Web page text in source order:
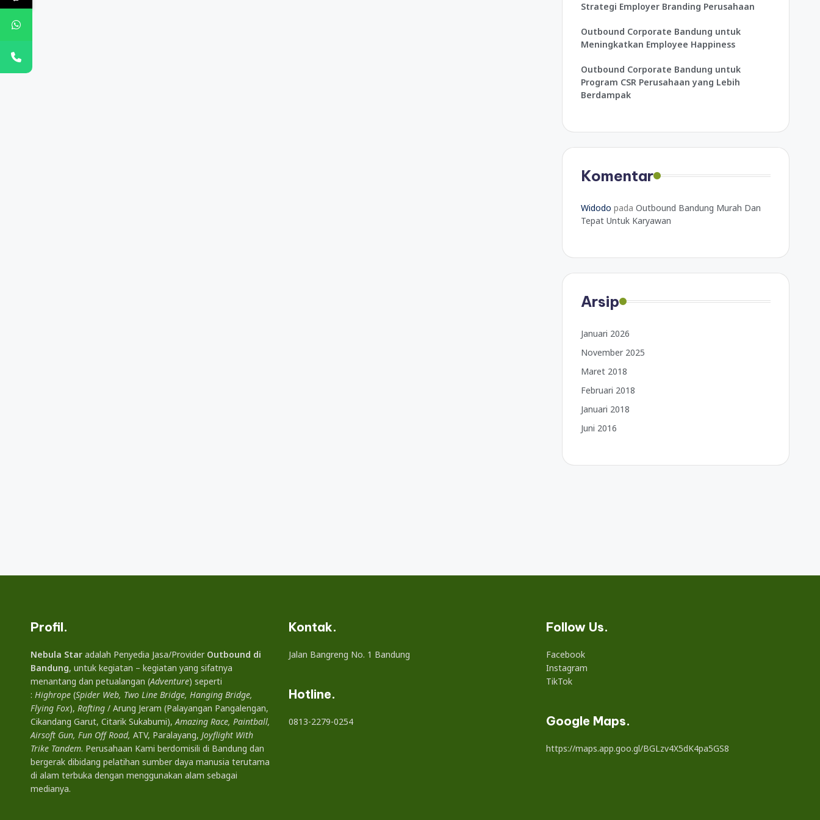
Strategi Employer Branding Perusahaan
Outbound Corporate Bandung untuk
Meningkatkan Employee Happiness
Outbound Corporate Bandung untuk
Program CSR Perusahaan yang Lebih
Berdampak
Komentar
Widodo pada Outbound Bandung Murah Dan
Tepat Untuk Karyawan
Arsip
Januari 2026
November 2025
Maret 2018
Februari 2018
Januari 2018
Juni 2016
Profil.
Nebula Star adalah Penyedia Jasa/Provider Outbound di
Bandung, untuk kegiatan – kegiatan yang sifatnya
menantang dan petualangan (Adventure) seperti
: Highrope (Spider Web, Two Line Bridge, Hanging Bridge,
Flying Fox), Rafting / Arung Jeram (Palayangan Pangalengan,
Cikandang Garut, Citarik Sukabumi),Amazing Race, Paintball,
Airsoft Gun, Fun Off Road, ATV, Paralayang, Joyflight With
Trike Tandem. Perusahaan Kami berdomisili di Bandung dan
bergerak dibidang pelatihan sumber daya manusia terutama
di alam terbuka dengan menggunakan alam sebagai
medianya.
Kontak.
Jalan Bangreng No. 1 Bandung
Hotline.
0813-2279-0254
Follow Us.
Facebook
Instagram
TikTok
Google Maps.
https://maps.app.goo.gl/BGLzv4X5dK4pa5GS8